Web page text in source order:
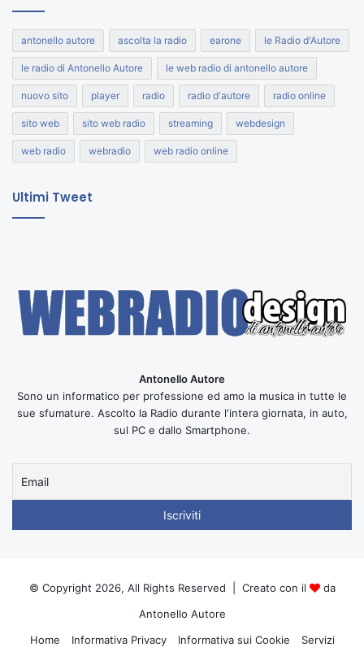
antonello autore ascolta la radio earone le Radio d'Autore
le radio di Antonello Autore le web radio di antonello autore
nuovo sito player radio radio d'autore radio online
sito web sito web radio streaming webdesign
web radio webradio web radio online
Ultimi Tweet
Antonello Autore
Sono un informatico per professione ed amo la musica in tutte le
sue sfumature. Ascolto la Radio durante l'intera giornata, in auto,
sul PC e dallo Smartphone.
© Copyright 2026, All Rights Reserved | Creato con il
da
Antonello Autore
Home
Informativa Privacy Informativa sui Cookie Servizi